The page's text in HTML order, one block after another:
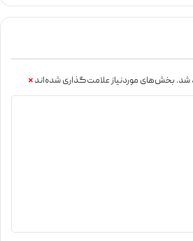
شد.بخش‌های موردنیاز علامت‌گذاری شده‌اند*